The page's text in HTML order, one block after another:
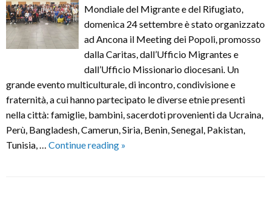
Mondiale del Migrante e del Rifugiato,
domenica 24 settembre è stato organizzato
ad Ancona il Meeting dei Popoli, promosso
dalla Caritas, dall’Ufficio Migrantes e
dall’Ufficio Missionario diocesani. Un
grande evento multiculturale, di incontro, condivisione e
fraternità, a cui hanno partecipato le diverse etnie presenti
nella città: famiglie, bambini, sacerdoti provenienti da Ucraina,
Perù, Bangladesh, Camerun, Siria, Benin, Senegal, Pakistan,
Tunisia, … Continue reading “Meeting
»